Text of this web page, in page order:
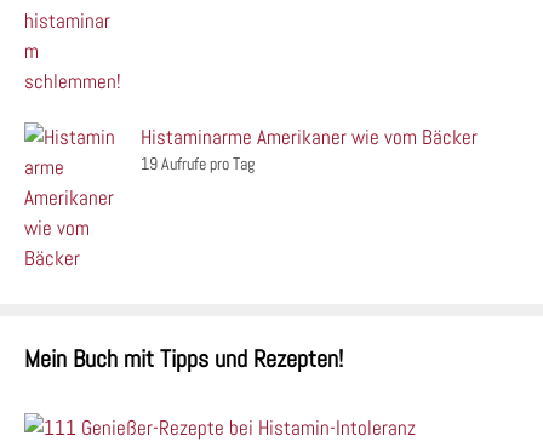
Histaminarme Amerikaner wie vom Bäcker
19 Aufrufe pro Tag
Mein Buch mit Tipps und Rezepten!